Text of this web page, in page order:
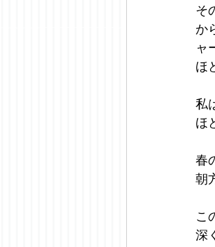
そ
か
ャ
ほ
私
ほ
春
朝
こ
深